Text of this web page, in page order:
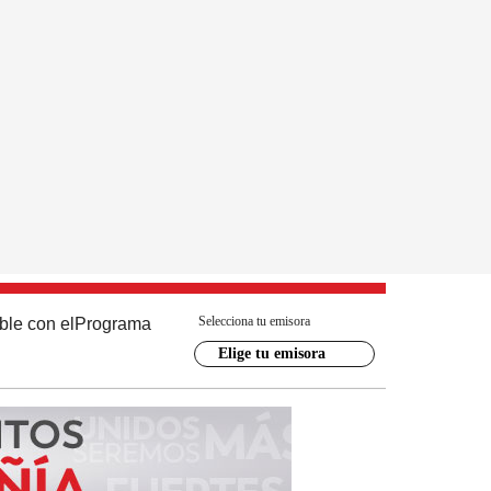
con el Programa Selecciona tu emisora
Elige tu emisora